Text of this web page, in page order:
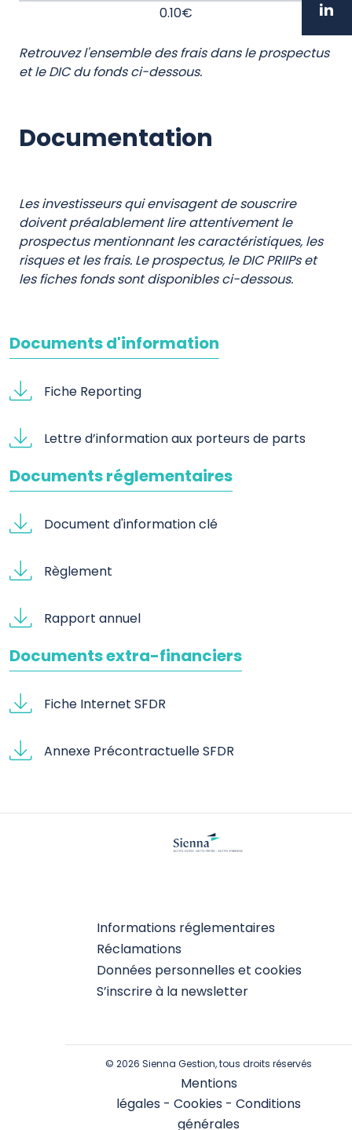
0.10€
Retrouvez l'ensemble des frais dans le prospectus
et le DIC du fonds ci-dessous.
Documentation
Les investisseurs qui envisagent de souscrire
doivent préalablement lire attentivement le
prospectus mentionnant les caractéristiques, les
risques et les frais. Le prospectus, le DIC PRIIPs et
les fiches fonds sont disponibles ci-dessous.
Documents d'information
Fiche Reporting
Lettre d’information aux porteurs de parts
Documents réglementaires
Document d'information clé
Règlement
Rapport annuel
Documents extra-financiers
Fiche Internet SFDR
Annexe Précontractuelle SFDR
Informations réglementaires
Réclamations
Données personnelles et cookies
S’inscrire à la newsletter
© 2026 Sienna Gestion, tous droits réservés
Mentions
légales -Cookies -Conditions
générales